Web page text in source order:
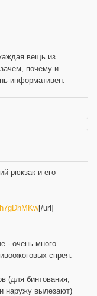
вещь из
почему и
информативен.
рюкзак и его
[/url]
- очень много
спрея.
(для бинтования,
наружу вылезают)